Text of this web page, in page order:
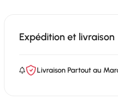
Expédition et livraison
Livraison Partout au